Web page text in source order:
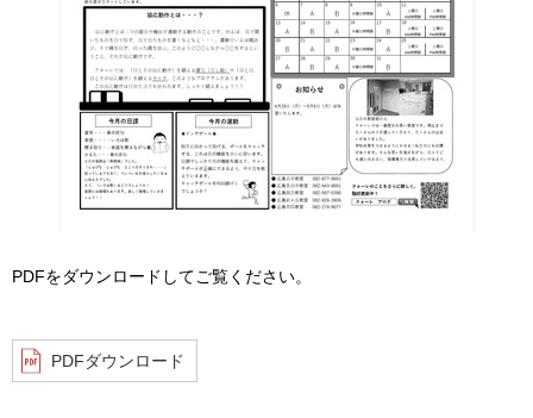
PDFをダウンロードしてご覧ください。
PDFダウンロード